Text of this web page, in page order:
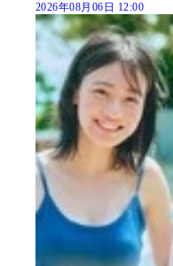
2026年08月06日 12:00